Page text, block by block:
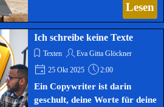
Lesen
Ich schreibe keine Texte
Texten
Eva Gitta Glöckner
25 Okt 2025
2:00
Ein Copywriter ist darin
geschult, deine Worte für deine